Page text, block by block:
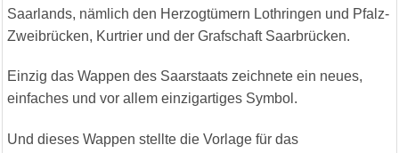
Saarlands, nämlich den Herzogtümern Lothringen und Pfalz-
Zweibrücken, Kurtrier und der Grafschaft Saarbrücken.
Einzig das Wappen des Saarstaats zeichnete ein neues,
einfaches und vor allem einzigartiges Symbol.
Und dieses Wappen stellte die Vorlage für das